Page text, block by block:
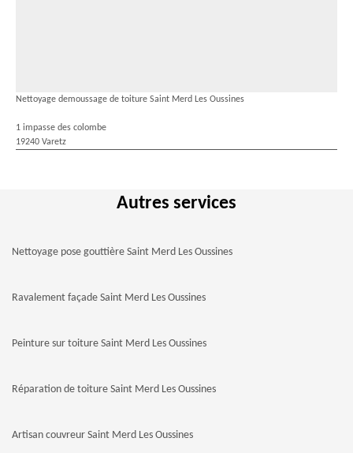
Nettoyage demoussage de toiture Saint Merd Les Oussines
1 impasse des colombe
19240 Varetz
Autres services
Nettoyage pose gouttière Saint Merd Les Oussines
Ravalement façade Saint Merd Les Oussines
Peinture sur toiture Saint Merd Les Oussines
Réparation de toiture Saint Merd Les Oussines
Artisan couvreur Saint Merd Les Oussines